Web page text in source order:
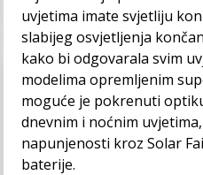
uvjetima imate svjetliju
slabijeg osvjetljenja
kako bi odgovarala svim
modelima opremljenim
moguće je pokrenuti
dnevnim i noćnim
napunjenosti kroz Solar
baterije.